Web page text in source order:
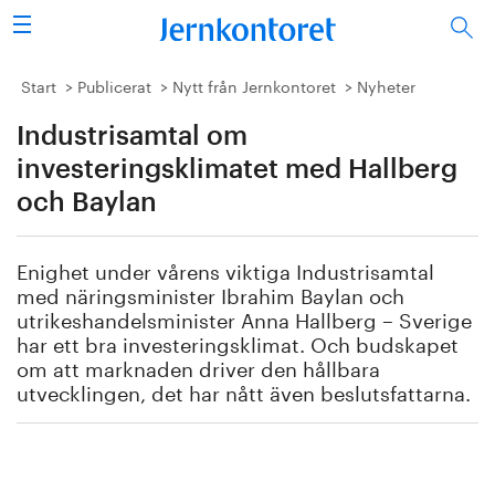
Sök
Stålindustrin
Vision 2050
Forskning/utbildning
Vi tycker
Publicerat
Bildbank
Start Publicerat Nytt från Jernkontoret Nyheter
Industrisamtal om
investeringsklimatet med Hallberg
och Baylan
Enighet under vårens viktiga Industrisamtal
med näringsminister Ibrahim Baylan och
utrikeshandelsminister Anna Hallberg – Sverige
har ett bra investeringsklimat. Och budskapet
om att marknaden driver den hållbara
utvecklingen, det har nått även beslutsfattarna.